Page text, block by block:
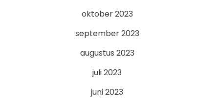
oktober 2023
september 2023
augustus 2023
juli 2023
juni 2023